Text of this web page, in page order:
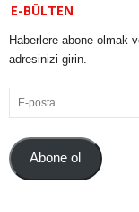
E-BÜLTEN
Haberlere abone olmak
adresinizi girin.
E-
posta
Abone ol